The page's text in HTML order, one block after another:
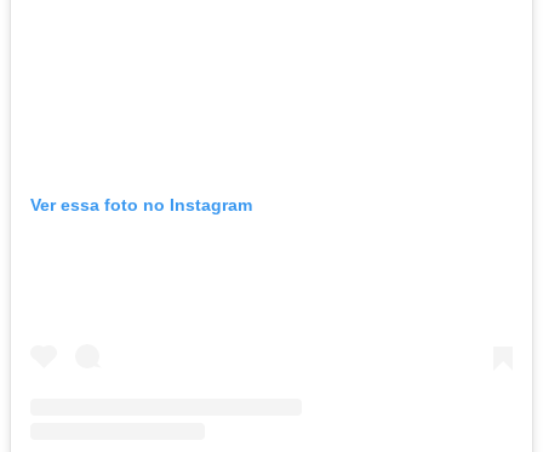
Ver essa foto no Instagram